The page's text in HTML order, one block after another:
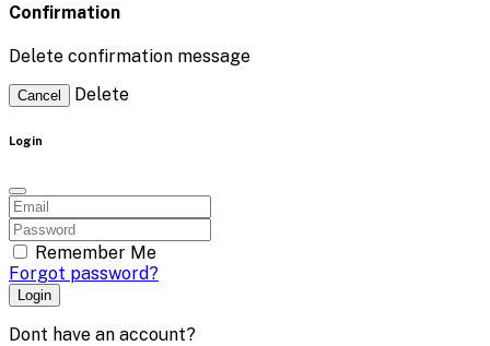
Confirmation
Delete confirmation message
Cancel Delete
Login
Remember Me
Forgot password?
Login
Dont have an account?